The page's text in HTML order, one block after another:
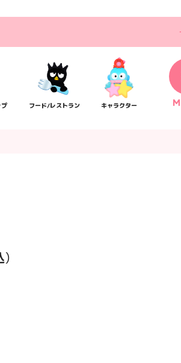
M
フード/レストラン キャラクター
）